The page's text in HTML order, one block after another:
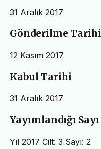
31 Aralık 2017
Gönderilme Tarihi
12 Kasım 2017
Kabul Tarihi
31 Aralık 2017
Yayımlandığı Sayı
Yıl 2017 Cilt: 3 Sayı: 2